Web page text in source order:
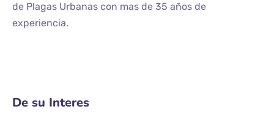
de Plagas Urbanas con mas de 35 años de
experiencia.
De su Interes